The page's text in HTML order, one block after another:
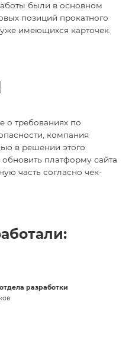
были в основном
позиций прокатного
имеющихся карточек.
о требованиях по
компания
в решении этого
платформу сайта
часть согласно чек-
разработки